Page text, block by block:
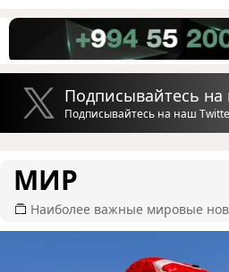
Подписывайтесь
Подписывайтесь на наш
МИР
Наиболее важные мировые